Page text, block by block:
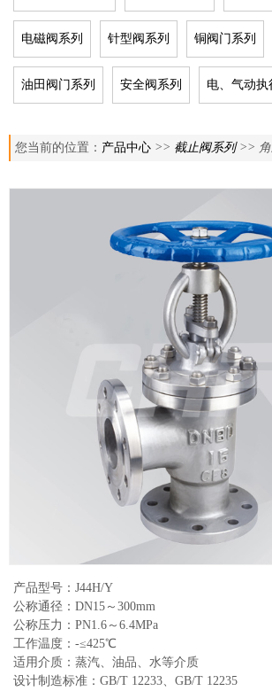
电磁阀系列 针型阀系列 铜阀门系列
油田阀门系列 安全阀系列 电、气动执
您当前的位置： 产品中心 >> 截止阀系列>> 角
产品型号：J44H/Y
公称通径：DN15～300mm
公称压力：PN1.6～6.4MPa
工作温度：-≤425℃
适用介质：蒸汽、油品、水等介质
设计制造标准：GB/T 12233、GB/T 12235